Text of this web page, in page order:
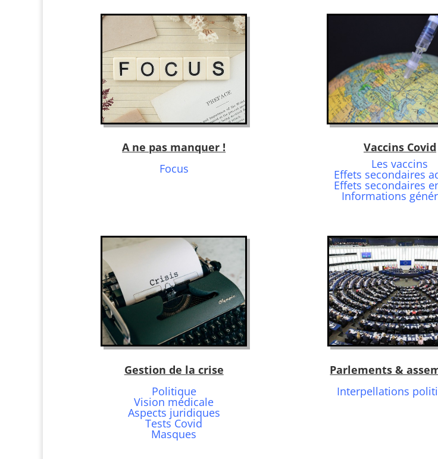
A ne pas manquer !
Focus
Vaccins Covid
Les vaccins
Effets secondaires
Effets secondaires
Informations
Gestion de la crise
Politique
Vision médicale
Aspects juridiques
Tests Covid
Masques
Parlements &
Interpellations